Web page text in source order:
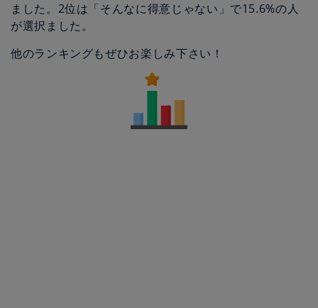
ました。2位は「そんなに得意じゃない」で15.6%の人
が選択ました。
他のランキングもぜひお楽しみ下さい！